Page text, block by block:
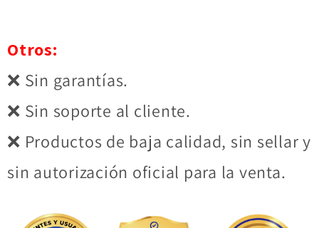
Otros:
❌ Sin garantías.
❌ Sin soporte al cliente.
❌ Productos de baja calidad, sin sellar y
sin autorización oficial para la venta.